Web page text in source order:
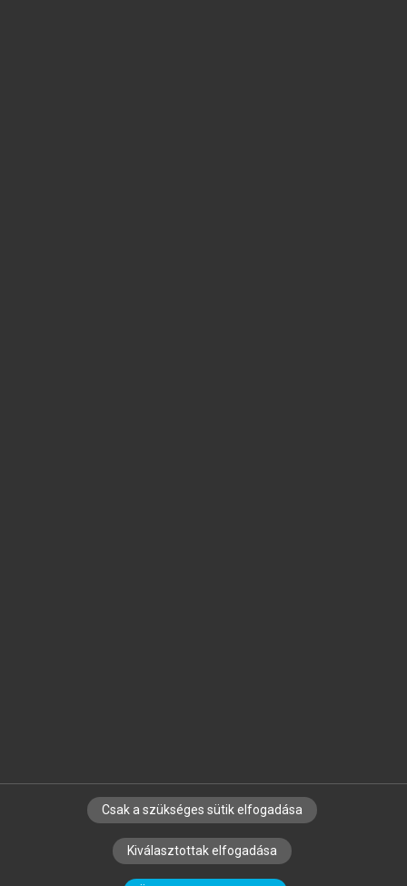
SZERZŐKNEK CÉGEKNEK KÖNYVTÁROSOKNAK
SZERKESZTÉSI ÉS LEKTORÁLÁSI ALAPELVEK
Csak a szükséges sütik elfogadása
Kiválasztottak elfogadása